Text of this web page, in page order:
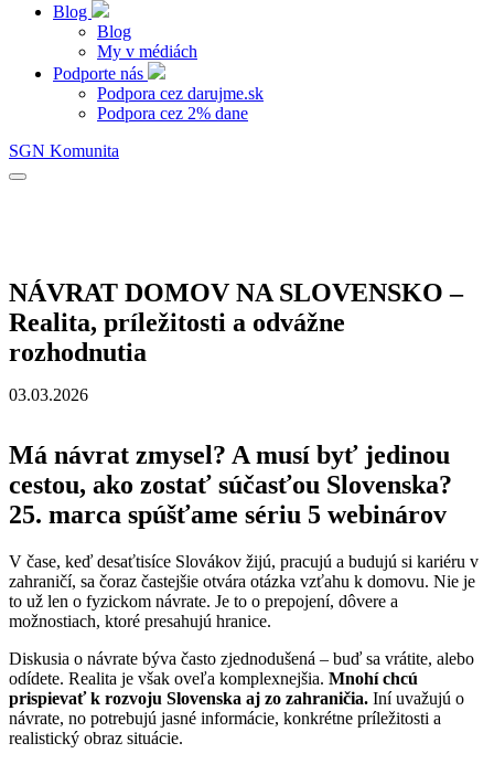
Blog
Blog
My v médiách
Podporte nás
Podpora cez darujme.sk
Podpora cez 2% dane
SGN Komunita
NÁVRAT DOMOV NA SLOVENSKO –
Realita, príležitosti a odvážne
rozhodnutia
03.03.2026
Má návrat zmysel? A musí byť jedinou
cestou, ako zostať súčasťou Slovenska?
25. marca spúšťame sériu 5 webinárov
V čase, keď desaťtisíce Slovákov žijú, pracujú a budujú si kariéru v
zahraničí, sa čoraz častejšie otvára otázka vzťahu k domovu. Nie je
to už len o fyzickom návrate. Je to o prepojení, dôvere a
možnostiach, ktoré presahujú hranice.
Diskusia o návrate býva často zjednodušená – buď sa vrátite, alebo
odídete. Realita je však oveľa komplexnejšia. Mnohí chcú
prispievať k rozvoju Slovenska aj zo zahraničia. Iní uvažujú o
návrate, no potrebujú jasné informácie, konkrétne príležitosti a
realistický obraz situácie.